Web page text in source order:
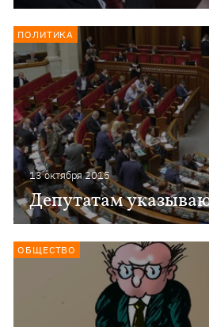
13 октября 2015
Депутатам
ПОЛИТИКА
ОБЩЕСТВО